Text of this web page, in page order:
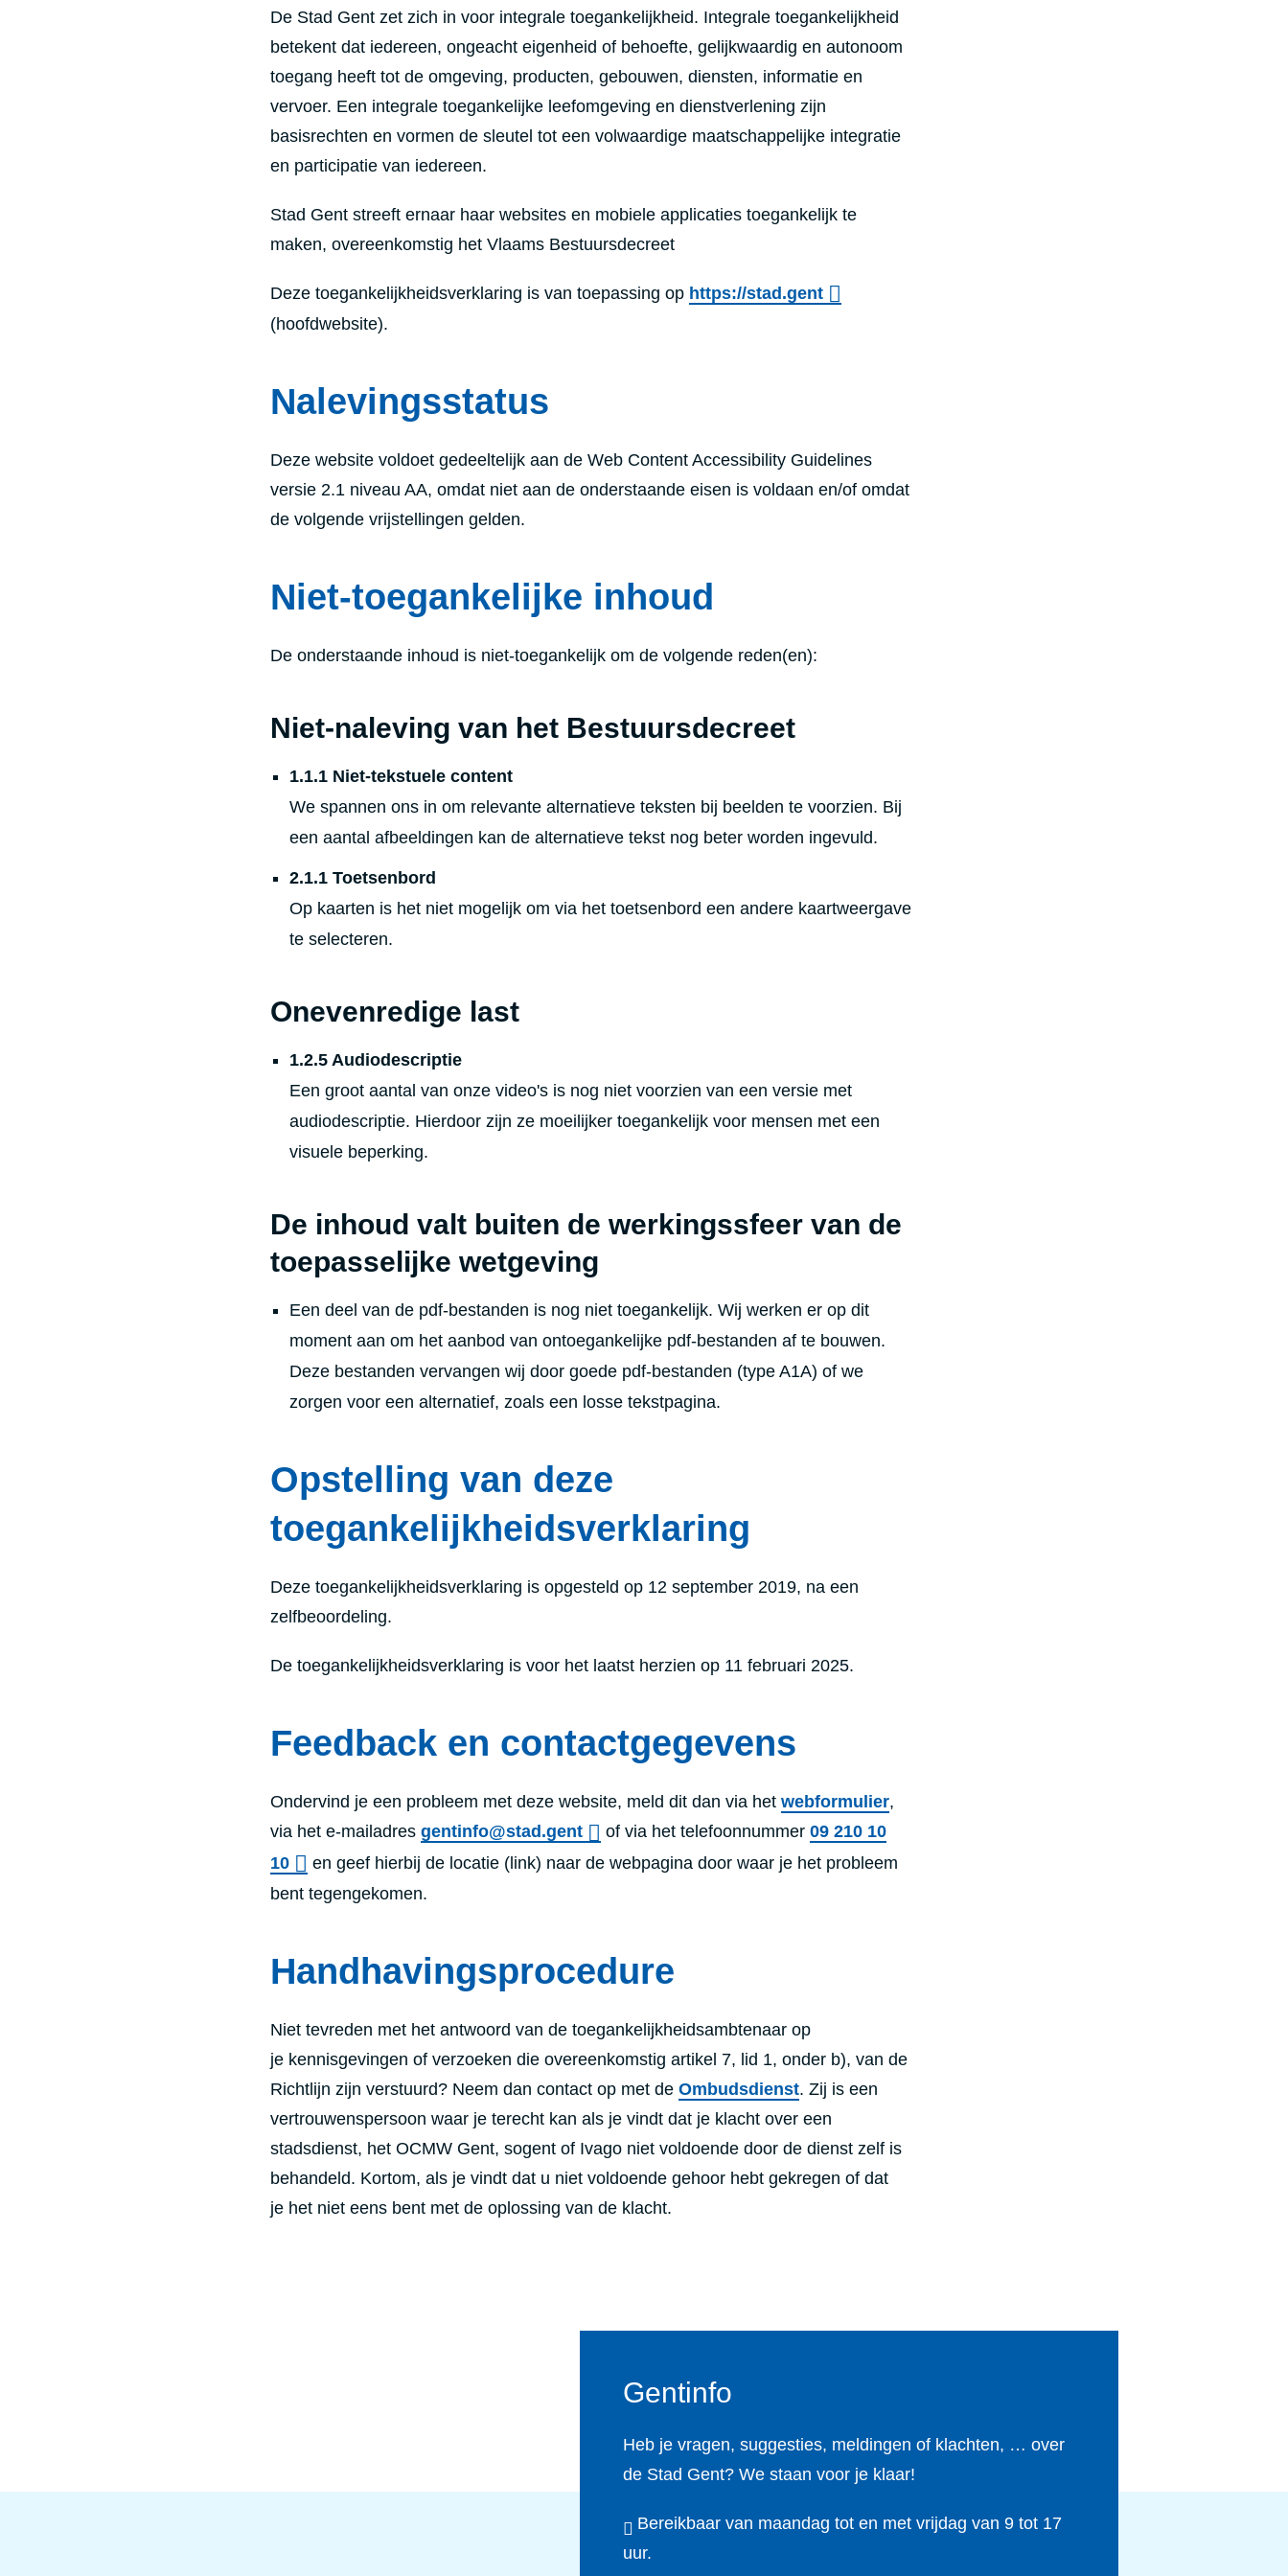
De Stad Gent zet zich in voor integrale toegankelijkheid. Integrale toegankelijkheid
betekent dat iedereen, ongeacht eigenheid of behoefte, gelijkwaardig en autonoom
toegang heeft tot de omgeving, producten, gebouwen, diensten, informatie en
vervoer. Een integrale toegankelijke leefomgeving en dienstverlening zijn
basisrechten en vormen de sleutel tot een volwaardige maatschappelijke integratie
en participatie van iedereen.
Stad Gent streeft ernaar haar websites en mobiele applicaties toegankelijk te
maken, overeenkomstig het Vlaams Bestuursdecreet
Deze toegankelijkheidsverklaring is van toepassing op https://stad.gent
(hoofdwebsite).
Nalevingsstatus
Deze website voldoet gedeeltelijk aan de Web Content Accessibility Guidelines
versie 2.1 niveau AA, omdat niet aan de onderstaande eisen is voldaan en/of omdat
de volgende vrijstellingen gelden.
Niet-toegankelijke inhoud
De onderstaande inhoud is niet-toegankelijk om de volgende reden(en):
Niet-naleving van het Bestuursdecreet
1.1.1 Niet-tekstuele content
We spannen ons in om relevante alternatieve teksten bij beelden te voorzien. Bij
een aantal afbeeldingen kan de alternatieve tekst nog beter worden ingevuld.
2.1.1 Toetsenbord
Op kaarten is het niet mogelijk om via het toetsenbord een andere kaartweergave
te selecteren.
Onevenredige last
1.2.5 Audiodescriptie
Een groot aantal van onze video's is nog niet voorzien van een versie met
audiodescriptie. Hierdoor zijn ze moeilijker toegankelijk voor mensen met een
visuele beperking.
De inhoud valt buiten de werkingssfeer van de
toepasselijke wetgeving
Een deel van de pdf-bestanden is nog niet toegankelijk. Wij werken er op dit
moment aan om het aanbod van ontoegankelijke pdf-bestanden af te bouwen.
Deze bestanden vervangen wij door goede pdf-bestanden (type A1A) of we
zorgen voor een alternatief, zoals een losse tekstpagina.
Opstelling van deze
toegankelijkheidsverklaring
Deze toegankelijkheidsverklaring is opgesteld op 12 september 2019, na een
zelfbeoordeling.
De toegankelijkheidsverklaring is voor het laatst herzien op 11 februari 2025.
Feedback en contactgegevens
Ondervind je een probleem met deze website, meld dit dan via het webformulier,
via het e-mailadres gentinfo@stad.gent of via het telefoonnummer 09 210 10
10
en geef hierbij de locatie (link) naar de webpagina door waar je het probleem
bent tegengekomen.
Handhavingsprocedure
Niet tevreden met het antwoord van de toegankelijkheidsambtenaar op
je kennisgevingen of verzoeken die overeenkomstig artikel 7, lid 1, onder b), van de
Richtlijn zijn verstuurd? Neem dan contact op met de Ombudsdienst. Zij is een
vertrouwenspersoon waar je terecht kan als je vindt dat je klacht over een
stadsdienst, het OCMW Gent, sogent of Ivago niet voldoende door de dienst zelf is
behandeld. Kortom, als je vindt dat u niet voldoende gehoor hebt gekregen of dat
je het niet eens bent met de oplossing van de klacht.
Gentinfo
Heb je vragen, suggesties, meldingen of klachten, … over
de Stad Gent? We staan voor je klaar!
Bereikbaar van maandag tot en met vrijdag van 9 tot 17
uur.